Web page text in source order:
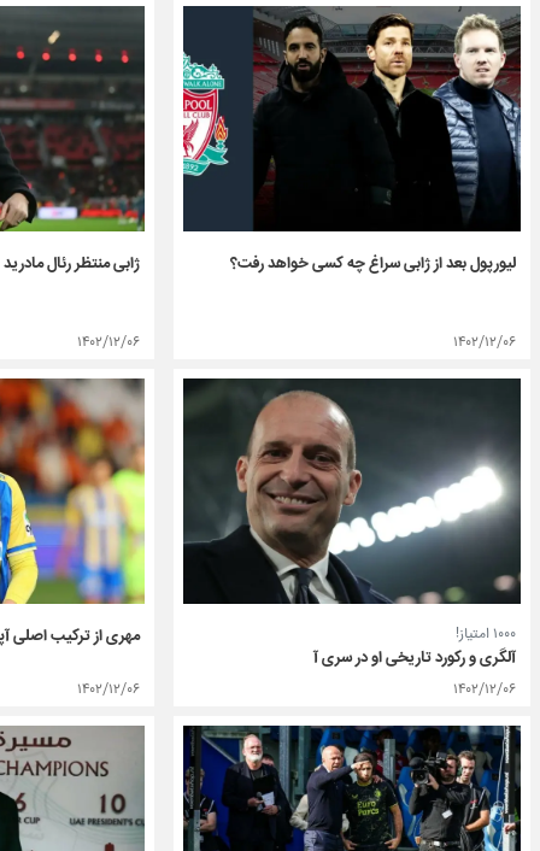
لیورپول بعد از ژابی سراغ چه کسی خواهد رفت؟
۱۴۰۲/۱۲/۰۶
ژابی منتظر رئال
۱۴۰۲/۱۲/۰۶
۱۰۰۰ امتیاز!
آلگری و رکورد تاریخی او در سری آ
۱۴۰۲/۱۲/۰۶
مهری از ترکیب اصلی
۱۴۰۲/۱۲/۰۶